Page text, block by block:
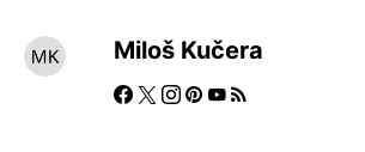
Miloš Kučera